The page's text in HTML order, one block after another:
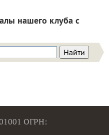
нашего клуба с
ОГРН: